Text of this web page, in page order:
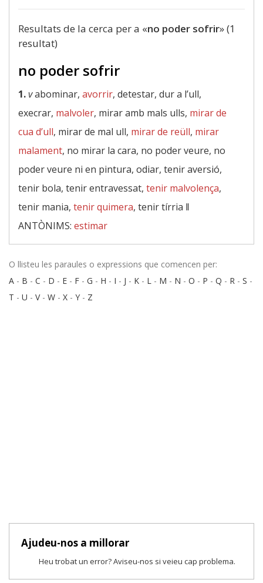
Resultats de la cerca per a «no poder sofrir» (1
resultat)
no poder sofrir
1.vabominar, avorrir, detestar, dur a l’ull,
execrar, malvoler, mirar amb mals ulls, mirar de
cua d’ull, mirar de mal ull, mirar de reüll, mirar
malament, no mirar la cara, no poder veure, no
poder veure ni en pintura, odiar, tenir aversió,
tenir bola, tenir entravessat, tenir malvolença,
tenir mania, tenir quimera, tenir tírria ‖
ANTÒNIMS: estimar
O llisteu les paraules o expressions que comencen per:
A - B - C - D - E - F - G - H - I - J - K - L - M - N - O - P - Q - R - S -
T - U - V- W - X - Y - Z
Ajudeu-nos a millorar
Heu trobat un error? Aviseu-nos si veieu cap problema.